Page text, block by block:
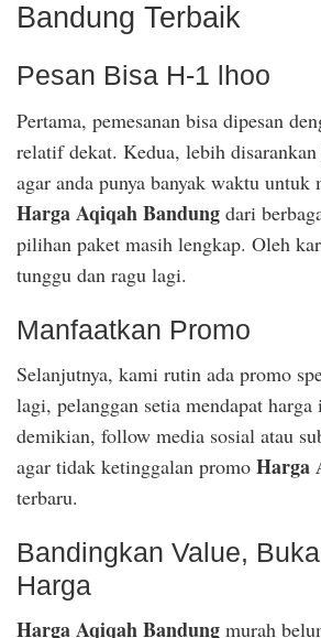
Bandung Terbaik
Pesan Bisa H-1 lhoo
Pertama, pemesanan bisa dipesan
relatif dekat. Kedua, lebih
agar anda punya banyak waktu untuk
Harga Aqiqah Bandung dari
pilihan paket masih lengkap. Oleh
tunggu dan ragu lagi.
Manfaatkan Promo
Selanjutnya, kami rutin ada promo
lagi, pelanggan setia mendapat
demikian, follow media sosial atau
agar tidak ketinggalan promo Harga
terbaru.
Bandingkan Value,
Harga
Harga Aqiqah Bandung murah